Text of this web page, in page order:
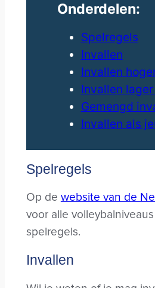
Onderdelen:
Spelregels
Invallen
Invallen
Invallen
Gemengd
Invallen als
Spelregels
Op de website van de
voor alle
spelregels.
Invallen